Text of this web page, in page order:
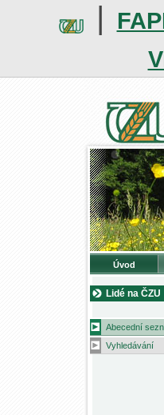
|
Úvod
Lidé na ČZU
Abecední
Vyhledávání